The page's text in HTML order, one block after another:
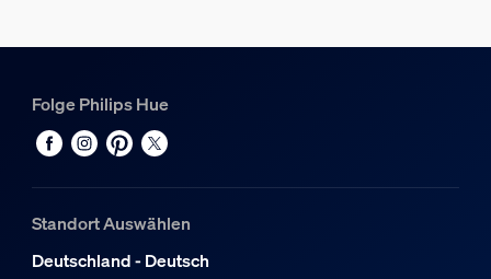
EAN/UPC - Produkt
Nettogewicht
0,08 kg
Höhe
72 mm
Folge Philips Hue
Standort Auswählen
Deutschland - Deutsch